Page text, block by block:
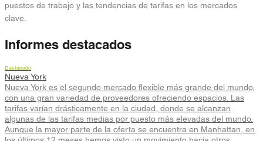
puestos de trabajo y las tendencias de tarifas en los mercados
clave.
Informes destacados
Destacado
Nueva York
Nueva York es el segundo mercado flexible más grande del mundo,
con una gran variedad de proveedores ofreciendo espacios. Las
tarifas varían drásticamente en la ciudad, donde se alcanzan
algunas de las tarifas medias por puesto más elevadas del mundo.
Aunque la mayor parte de la oferta se encuentra en Manhattan, en